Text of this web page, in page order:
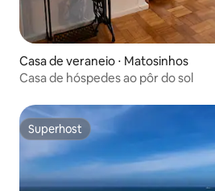
Casa de veraneio ⋅ Matosinhos
Casa de hóspedes ao pôr do sol
Superhost
Superhost